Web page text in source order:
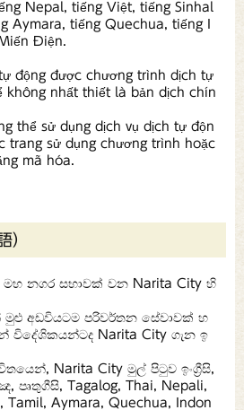
Nepal, tiếng Việt, tiếng Sinhal
Aymara, tiếng Quechua, tiếng I
Điện.
động được chương trình dịch tự
không nhất thiết là bản dịch chín
thể sử dụng dịch vụ dịch tự độn
trang sử dụng chương trình hoặc
mã hóa.
）
නගර සභාවක් වන Narita City හි
අඩවියටම පරිවර්තන සේවාවක් හ
විදේශිකයන්ටද Narita City ගැන ඉ
Narita City මුල් පිටුව ඉංග්‍රීසි,
පෘතුගීසි, Tagalog, Thai, Nepali,
Tamil, Aymara, Quechua, Indon